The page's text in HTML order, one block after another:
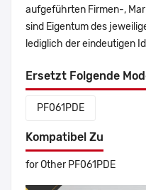
aufgeführten Firmen-,
sind Eigentum des
lediglich der eindeutigen
Ersetzt Folgende
PF061PDE
Kompatibel Zu
for Other PF061PDE